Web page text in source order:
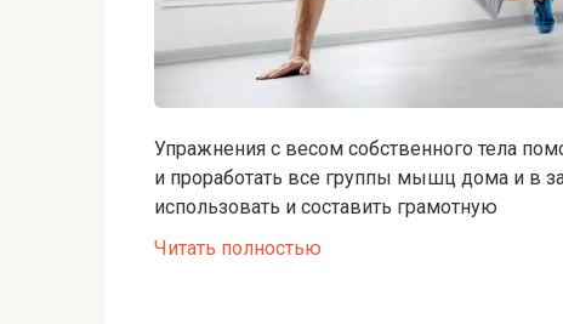
Упражнения с весом собственного тела
и проработать все группы мышц дома и в
использовать и составить грамотную
Читать полностью